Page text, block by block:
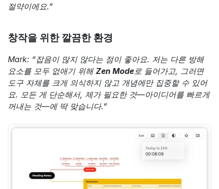
절약이에요.”
창작을 위한 깔끔한 환경
Mark: “잡음이 많지 않다는 점이 좋아요. 저는 다른 방해
요소를 모두 없애기 위해 Zen Mode 로 들어가고, 그러면
도구 자체를 크게 의식하지 않고 개념에만 집중할 수 있어
요. 모든 게 단순해서, 제가 필요한 것—아이디어를 빠르게
꺼내는 것—에 딱 맞습니다.”